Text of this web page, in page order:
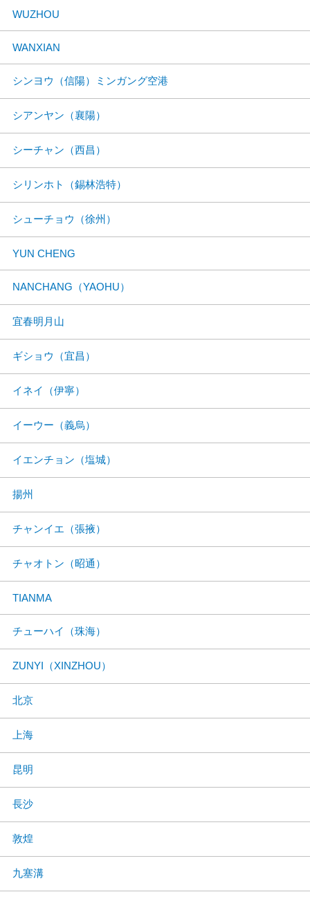
WUZHOU
WANXIAN
シンヨウ（信陽）ミンガング空港
シアンヤン（襄陽）
シーチャン（西昌）
シリンホト（錫林浩特）
シューチョウ（徐州）
YUN CHENG
NANCHANG（YAOHU）
宜春明月山
ギショウ（宜昌）
イネイ（伊寧）
イーウー（義烏）
イエンチョン（塩城）
揚州
チャンイエ（張掖）
チャオトン（昭通）
TIANMA
チューハイ（珠海）
ZUNYI（XINZHOU）
北京
上海
昆明
長沙
敦煌
九塞溝